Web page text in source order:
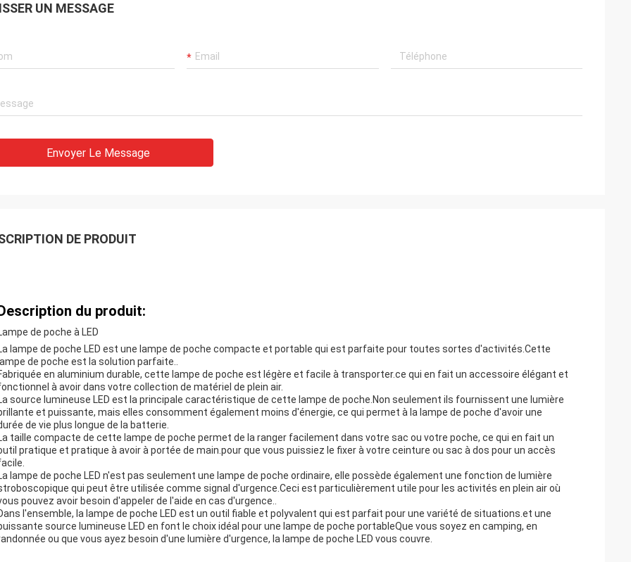
UN MESSAGE
Envoyer Le Message
DE PRODUIT
du produit:
de poche à LED
lampe de poche LED est une lampe de poche compacte et portable qui est parfaite pour toutes sortes d'activités.Cette
de poche est la solution parfaite..
en aluminium durable, cette lampe de poche est légère et facile à transporter.ce qui en fait un accessoire élégant et
à avoir dans votre collection de matériel de plein air.
source lumineuse LED est la principale caractéristique de cette lampe de poche.Non seulement ils fournissent une lumière
et puissante, mais elles consomment également moins d'énergie, ce qui permet à la lampe de poche d'avoir une
de vie plus longue de la batterie.
taille compacte de cette lampe de poche permet de la ranger facilement dans votre sac ou votre poche, ce qui en fait un
pratique et pratique à avoir à portée de main.pour que vous puissiez le fixer à votre ceinture ou sac à dos pour un accès
lampe de poche LED n'est pas seulement une lampe de poche ordinaire, elle possède également une fonction de lumière
qui peut être utilisée comme signal d'urgence.Ceci est particulièrement utile pour les activités en plein air où
pouvez avoir besoin d'appeler de l'aide en cas d'urgence..
l'ensemble, la lampe de poche LED est un outil fiable et polyvalent qui est parfait pour une variété de situations.et une
source lumineuse LED en font le choix idéal pour une lampe de poche portableQue vous soyez en camping, en
ou que vous ayez besoin d'une lumière d'urgence, la lampe de poche LED vous couvre.